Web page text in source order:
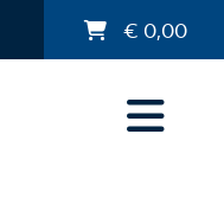
€ 0,00